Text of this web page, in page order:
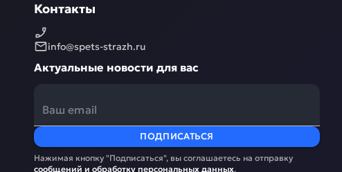
Контакты
info@spets-strazh.ru
Актуальные новости для вас
ПОДПИСАТЬСЯ
Нажимая кнопку "Подписаться", вы соглашаетесь на отправку
сообщений и обработку персональных данных.